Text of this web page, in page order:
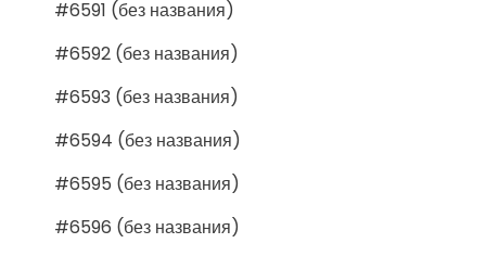
#6591 (без названия)
#6592 (без названия)
#6593 (без названия)
#6594 (без названия)
#6595 (без названия)
#6596 (без названия)